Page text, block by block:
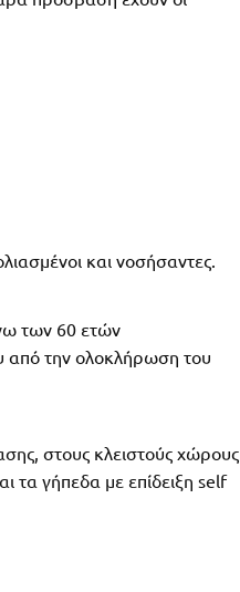
και νοσήσαντες.
των 60 ετών
από την ολοκλήρωση του
στους κλειστούς χώρους
τα γήπεδα με επίδειξη self